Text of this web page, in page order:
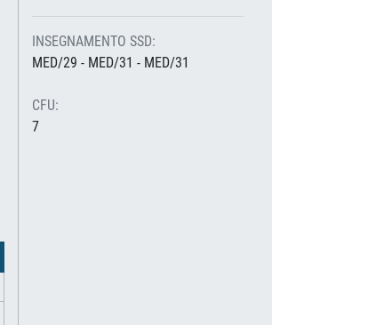
INSEGNAMENTO SSD:
MED/29 - MED/31 - MED/31
CFU:
7